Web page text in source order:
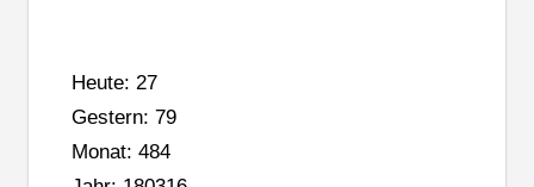
Heute: 27
Gestern: 79
Monat: 484